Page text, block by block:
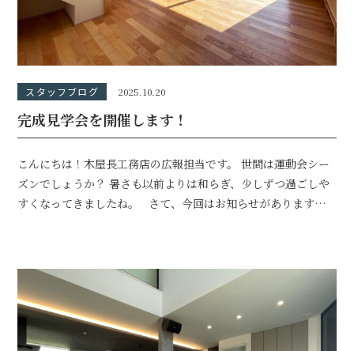
スタッフブログ 2025.10.20
完成見学会を開催します！
こんにちは！木屋長工務店の広報担当です。 世間は運動会シー
ズンでしょうか？ 暑さも以前よりは和らぎ、少しずつ過ごしや
すくなってきましたね。 さて、今回はお知らせがあります。